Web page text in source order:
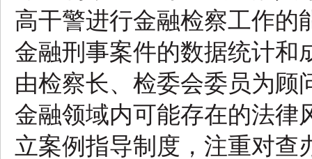
高干警进行金融检察工作的
金融刑事案件的数据统计和
由检察长、检委会委员为顾
金融领域内可能存在的法律
立案例指导制度，注重对查